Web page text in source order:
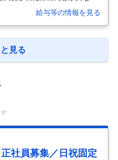
グストアの可能性を最大限に
イム上場企業です。 超高齢社
えた事業展開に注力しており
等の予防・未病の段階での
宅医療まで、地域の方々へ
給与等の情報を見る
見る
社員募集／日祝固定